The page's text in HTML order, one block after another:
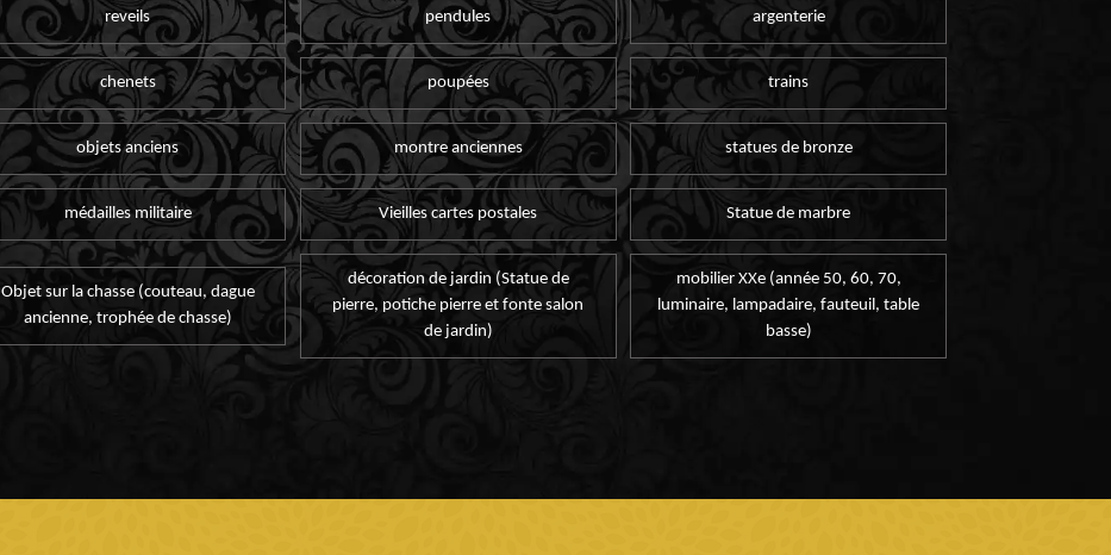
reveils pendules argenterie
chenets poupées trains
objets anciens montre anciennes statues de bronze
médailles militaire Vieilles cartes postales Statue de marbre
Objet sur la chasse (couteau, dague
ancienne, trophée de chasse)
décoration de jardin (Statue de
pierre, potiche pierre et fonte salon
de jardin)
mobilier XXe (année 50, 60, 70,
luminaire, lampadaire, fauteuil, table
basse)